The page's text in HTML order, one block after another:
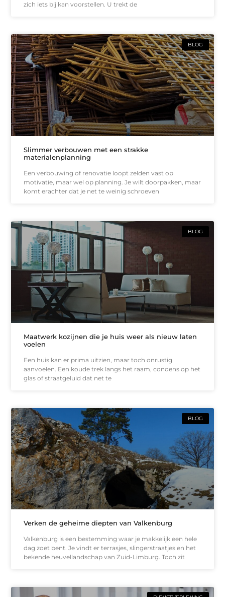
zich iets bij kan voorstellen. U trekt de
BLOG
Slimmer verbouwen met een strakke
materialenplanning
Een verbouwing of renovatie loopt zelden vast op
motivatie, maar wel op planning. Je wilt doorpakken, maar
komt erachter dat je net te weinig schroeven
BLOG
Maatwerk kozijnen die je huis weer als nieuw laten
voelen
Een huis kan er prima uitzien, maar toch onrustig
aanvoelen. Een koude trek langs het raam, condens op het
glas of straatgeluid dat net te
BLOG
Verken de geheime diepten van Valkenburg
Valkenburg is een bestemming waar je makkelijk een hele
dag zoet bent. Je vindt er terrasjes, slingerstraatjes en het
bekende heuvellandschap van Zuid-Limburg. Toch zit